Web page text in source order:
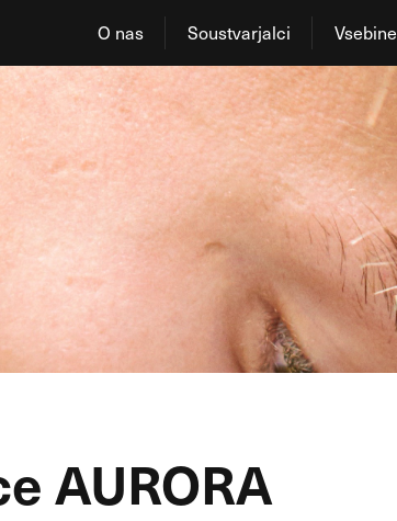
O nas Soustvarjalci Vsebine
AURORA